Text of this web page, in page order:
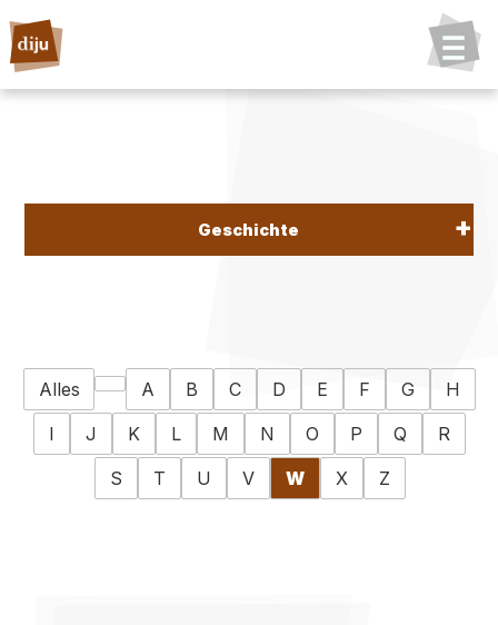
Geschichte
Alles A B C D E F G
H
I
J K L M N O P Q
R
S
T U V W X Z